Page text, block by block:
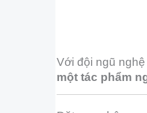
Với đội ngũ
một tác phẩm